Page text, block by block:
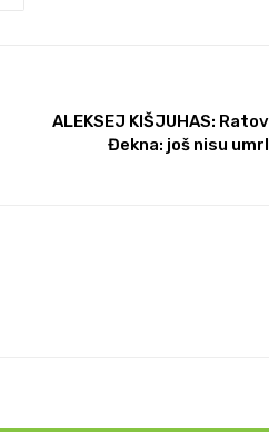
ALEKSEJ KIŠJUHAS:
Đekna: još nisu